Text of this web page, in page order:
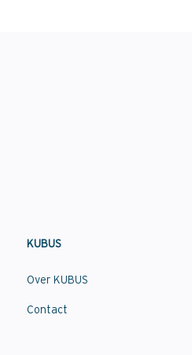
KUBUS
Over KUBUS
Contact